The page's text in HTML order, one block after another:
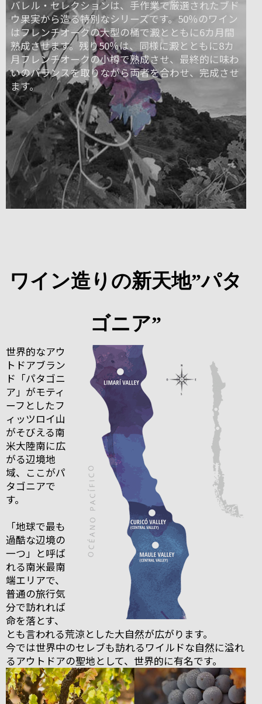
バレル・セレクションは、手作業で厳選されたブド
ウ果実から造る特別なシリーズです。50％のワイン
はフレンチオークの大型の桶で澱とともに6カ月間
熟成させます。残り50％は、同様に澱とともに8カ
月フレンチオークの小樽で熟成させ、最終的に味わ
いのバランスを取りながら両者を合わせ、完成させ
ます。
ワイン造りの新天地”パタ
ゴニア”
世界的なアウ
トドアブラン
ド「パタゴニ
ア」がモティ
ーフとしたフ
ィッツロイ山
がそびえる南
米大陸南に広
がる辺境地
域、ここがパ
タゴニアで
す。
「地球で最も
過酷な辺境の
一つ」と呼ば
れる南米最南
端エリアで、
普通の旅行気
分で訪れれば
命を落とす、
とも言われる荒涼とした大自然が広がります。
今では世界中のセレブも訪れるワイルドな自然に溢れ
るアウトドアの聖地として、世界的に有名です。